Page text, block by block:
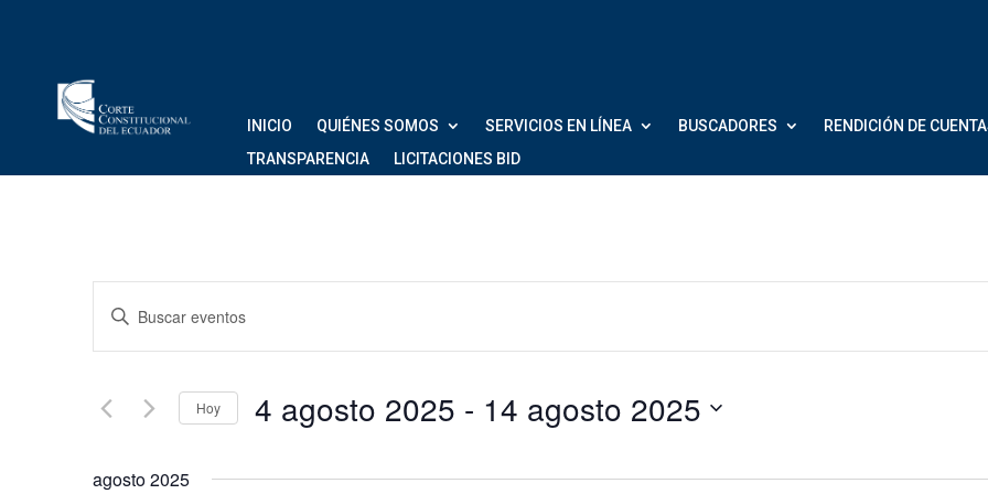
INICIO QUIÉNES SOMOS SERVICIOS EN LÍNEA BUSCADORES
RENDICIÓN DE
TRANSPARENCIA
LICITACIONES BID
Navegación
de
búsqueda
y
vistas
Introduce
Busca
Hoy 4 agosto 2025 - 14 agosto 2025
agosto 2025